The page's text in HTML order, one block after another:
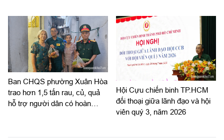
Ban CHQS phường Xuân Hòa
trao hơn 1,5 tấn rau, củ, quả
hỗ trợ người dân có hoàn
Hội Cựu chiến binh TP.HCM
đối thoại giữa lãnh đạo và hội
viên quý 3, năm 2026